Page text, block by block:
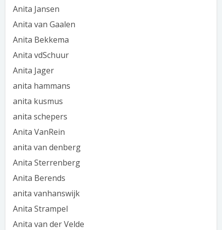
Anita Jansen
Anita van Gaalen
Anita Bekkema
Anita vdSchuur
Anita Jager
anita hammans
anita kusmus
anita schepers
Anita VanRein
anita van denberg
Anita Sterrenberg
Anita Berends
anita vanhanswijk
Anita Strampel
Anita van der Velde